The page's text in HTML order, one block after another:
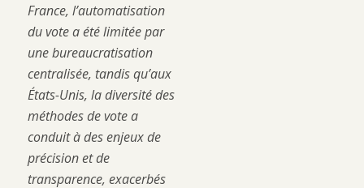
France, l’automatisation
du vote a été limitée par
une bureaucratisation
centralisée, tandis qu’aux
États-Unis, la diversité des
méthodes de vote a
conduit à des enjeux de
précision et de
transparence, exacerbés